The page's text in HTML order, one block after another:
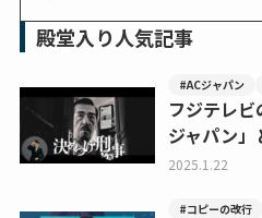
殿堂入り人気記事
#ACジャパン
フジテレ
ジャパン
2025.1.22
#コピーの改行